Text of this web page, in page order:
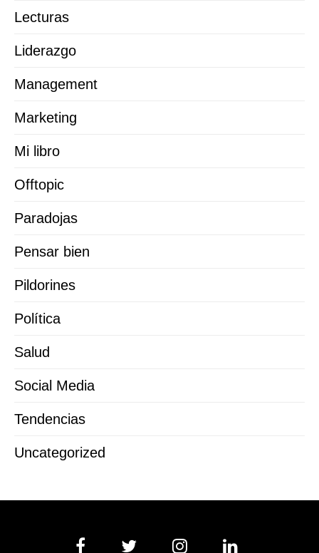
Lecturas
Liderazgo
Management
Marketing
Mi libro
Offtopic
Paradojas
Pensar bien
Pildorines
Política
Salud
Social Media
Tendencias
Uncategorized